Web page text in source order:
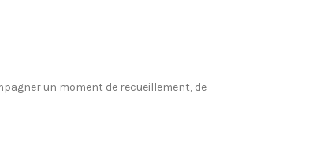
un moment de recueillement, de